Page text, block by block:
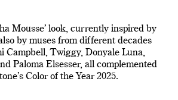
Mousse’ look, currently inspired by
by muses from different decades
Campbell, Twiggy, Donyale Luna,
Paloma Elsesser, all complemented
Color of the Year 2025.